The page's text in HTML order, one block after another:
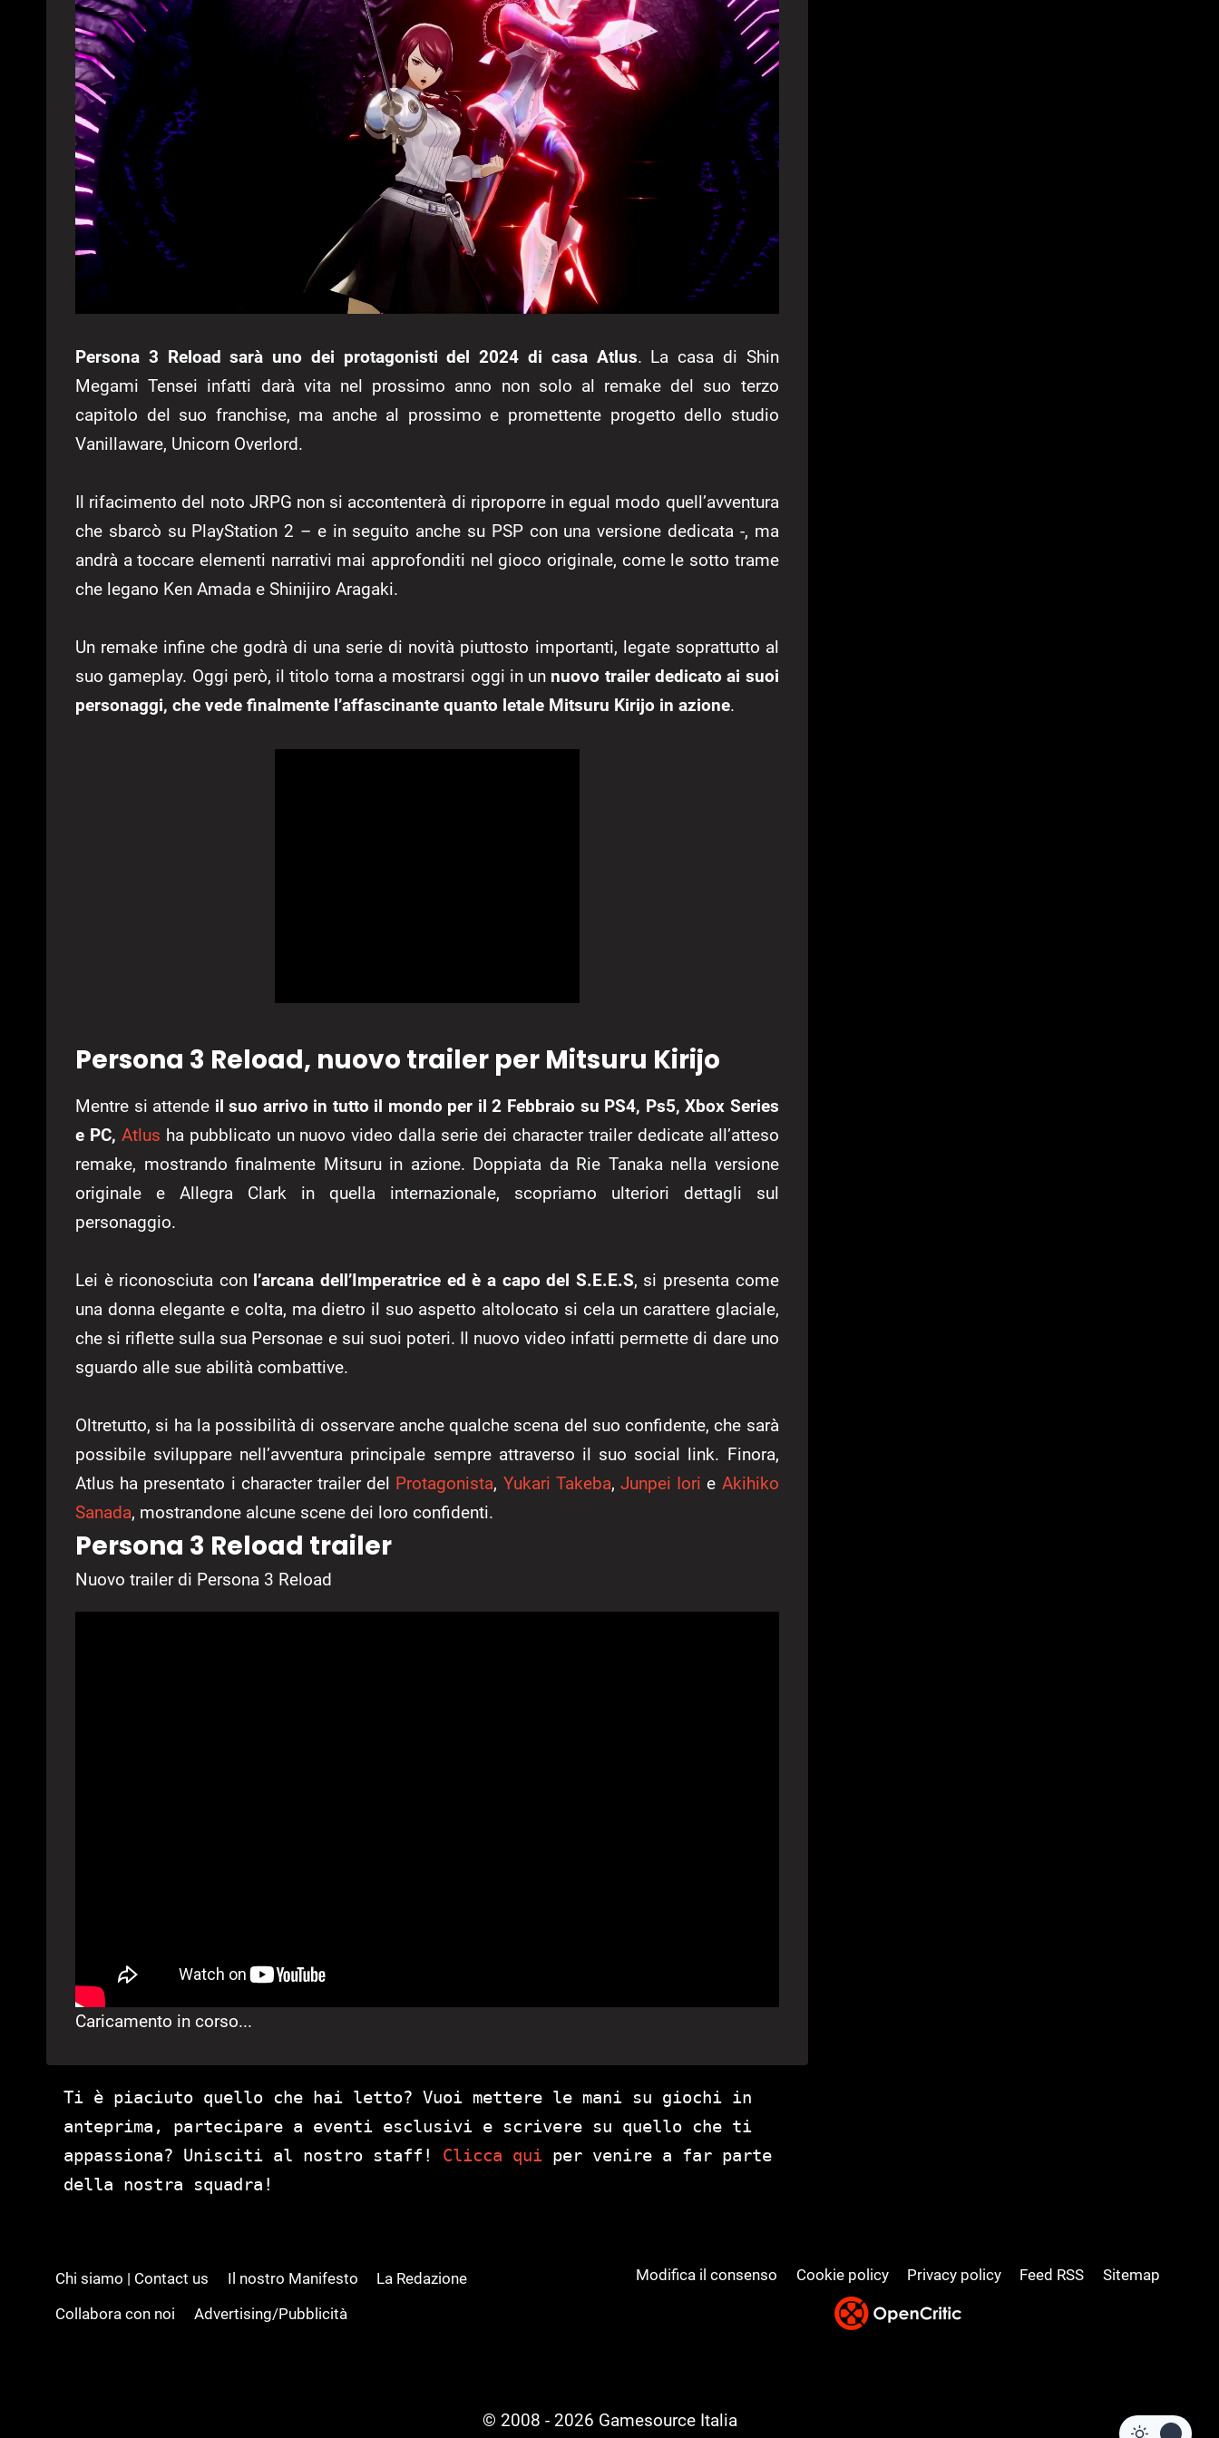
Persona 3 Reload sarà uno dei protagonisti del 2024 di casa Atlus. La casa di Shin
Megami Tensei infatti darà vita nel prossimo anno non solo al remake del suo terzo
capitolo del suo franchise, ma anche al prossimo e promettente progetto dello studio
Vanillaware, Unicorn Overlord.
Il rifacimento del noto JRPG non si accontenterà di riproporre in egual modo quell’avventura
che sbarcò su PlayStation 2 – e in seguito anche su PSP con una versione dedicata -, ma
andrà a toccare elementi narrativi mai approfonditi nel gioco originale, come le sotto trame
che legano Ken Amada e Shinijiro Aragaki.
Un remake infine che godrà di una serie di novità piuttosto importanti, legate soprattutto al
suo gameplay. Oggi però, il titolo torna a mostrarsi oggi in un nuovo trailer dedicato ai suoi
personaggi, che vede finalmente l’affascinante quanto letale Mitsuru Kirijo in azione.
Persona 3 Reload, nuovo trailer per Mitsuru Kirijo
Mentre si attende il suo arrivo in tutto il mondo per il 2 Febbraio su PS4, Ps5, Xbox Series
e PC, Atlus ha pubblicato un nuovo video dalla serie dei character trailer dedicate all’atteso
remake, mostrando finalmente Mitsuru in azione. Doppiata da Rie Tanaka nella versione
originale e Allegra Clark in quella internazionale, scopriamo ulteriori dettagli sul
personaggio.
Lei è riconosciuta conl’arcana dell’Imperatrice ed è a capo del S.E.E.S, si presenta come
una donna elegante e colta, ma dietro il suo aspetto altolocato si cela un carattere glaciale,
che si riflette sulla sua Personae e sui suoi poteri. Il nuovo video infatti permette di dare uno
sguardo alle sue abilità combattive.
Oltretutto, si ha la possibilità di osservare anche qualche scena del suo confidente, che sarà
possibile sviluppare nell’avventura principale sempre attraverso il suo social link. Finora,
Atlus ha presentato i character trailer del Protagonista, Yukari Takeba,Junpei Iori e Akihiko
Sanada, mostrandone alcune scene dei loro confidenti.
Persona 3 Reload trailer
Nuovo trailer di Persona 3 Reload
Caricamento in corso...
Ti è piaciuto quello che hai letto? Vuoi mettere le mani su giochi in
anteprima, partecipare a eventi esclusivi e scrivere su quello che ti
appassiona? Unisciti al nostro staff! Clicca qui per venire a far parte
della nostra squadra!
Chi siamo | Contact us Il nostro Manifesto
La Redazione
Collabora con noi
Advertising/Pubblicità
Modifica il consenso Cookie policy Privacy policy Feed RSS Sitemap
© 2008 - 2026 Gamesource Italia